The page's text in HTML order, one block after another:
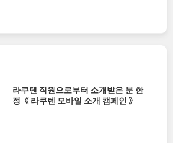
라쿠텐 직원으로부터 소개받은 분 한
정《 라쿠텐 모바일 소개 캠페인 》